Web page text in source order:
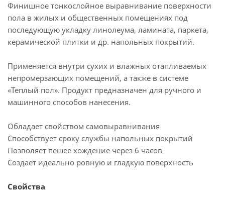
Финишное тонкослойное выравнивание поверхности
пола в жилых и общественных помещениях под
последующую укладку линолеума, ламината, паркета,
керамической плитки и др. напольных покрытий.
Применяется внутри сухих и влажных отапливаемых
непромерзающих помещений, а также в системе
«Теплый пол». Продукт предназначен для ручного и
машинного способов нанесения.
Обладает свойством самовыравнивания
Способствует сроку службы напольных покрытий
Позволяет пешее хождение через 6 часов
Создает идеально ровную и гладкую поверхность
Свойства